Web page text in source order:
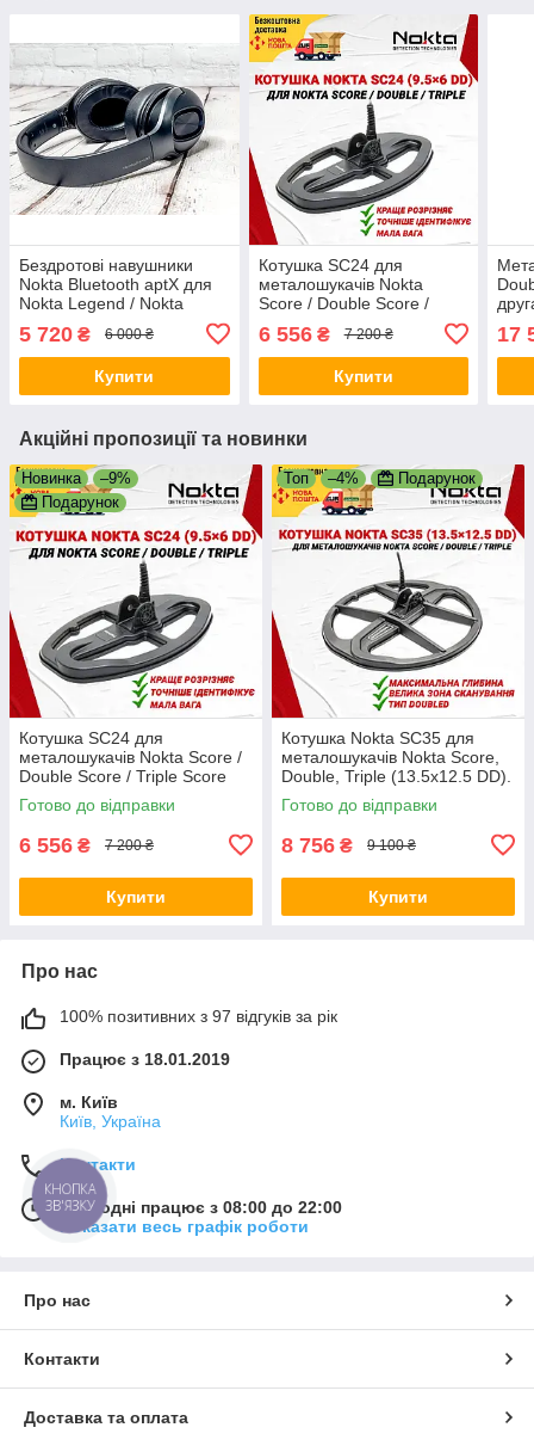
Бездротові навушники
Nokta Bluetooth aptX для
Nokta Legend / Nokta
Score / Simplex - Офіційна
гарантія
5 720 ₴ 6 000 ₴
Купити
Котушка SC24 для
металошукачів Nokta
Score / Double Score /
Офіційна гарантія
6 556₴ 7 200 ₴
Купити
17
Акційні пропозиції та новинки
Новинка
–9%
Подарунок
Котушка SC24 для
металошукачів Nokta Score /
Double Score / Triple Score
(9.5×6 DD). Офіційна
гарантія
Готово до відправки
6 556 ₴ 7 200 ₴
Купити
Топ –4% Подарунок
Котушка Nokta SC35 для
металошукачів Nokta Score,
Double, Triple (13.5x12.5 DD).
Офіційна гарантія
Готово до відправки
8 756 ₴ 9 100 ₴
Купити
Про нас
100% позитивних з 97 відгуків за рік
Працює з 18.01.2019
м. Київ
Київ, Україна
Контакти
Сьогодні працює з 08:00 до 22:00
Показати весь графік роботи
Про нас
Контакти
Доставка та оплата
КНОПКА
ЗВ'ЯЗКУ